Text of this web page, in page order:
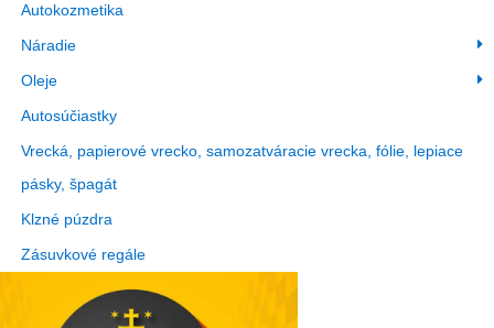
Autokozmetika
Náradie
Oleje
Autosúčiastky
Vrecká, papierové vrecko, samozatváracie vrecka, fólie, lepiace
pásky, špagát
Klzné púzdra
Zásuvkové regále